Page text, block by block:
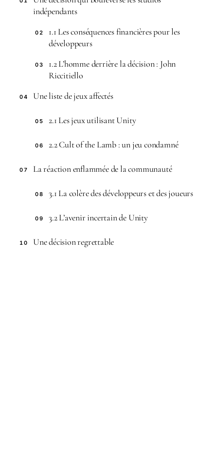
indépendants
02
1.1 Les conséquences financières pour les
développeurs
03
1.2 L’homme derrière la décision : John
Riccitiello
04 Une liste de jeux affectés
05 2.1 Les jeux utilisant Unity
06 2.2 Cult of the Lamb : un jeu condamné
07 La réaction enflammée de la communauté
08 3.1 La colère des développeurs et des joueurs
09 3.2 L’avenir incertain de Unity
10 Une décision regrettable